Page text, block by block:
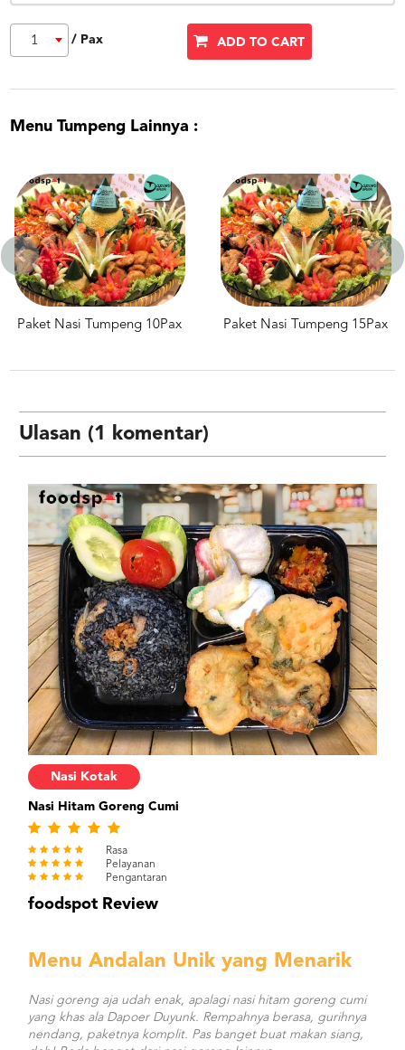
1 / Pax ADD TO CART
Menu Tumpeng Lainnya :
10Pax Paket Nasi Tumpeng 15Pax Paket Nasi
Ulasan (1 komentar)
Nasi Kotak
Nasi Hitam Goreng Cumi
Rasa
Pelayanan
Pengantaran
foodspot Review
Menu Andalan Unik yang Menarik
Nasi goreng aja udah enak, apalagi nasi hitam goreng cumi
yang khas ala Dapoer Duyunk. Rempahnya berasa, gurihnya
nendang, paketnya komplit. Pas banget buat makan siang,